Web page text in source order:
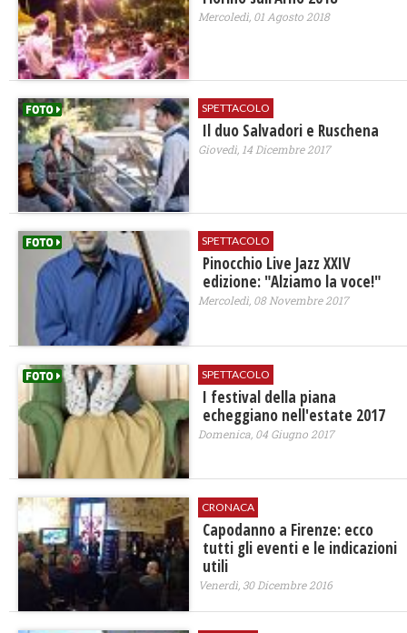
Mercoledì, 01 Agosto 2018
SPETTACOLO
Il duo Salvadori e Ruschena
Giovedì, 14 Dicembre 2017
SPETTACOLO
Pinocchio Live Jazz XXIV
edizione: "Alziamo la voce!"
Mercoledì, 08 Novembre 2017
SPETTACOLO
I festival della piana
echeggiano nell'estate 2017
Domenica, 04 Giugno 2017
CRONACA
Capodanno a Firenze: ecco
tutti gli eventi e le indicazioni
utili
Venerdì, 30 Dicembre 2016